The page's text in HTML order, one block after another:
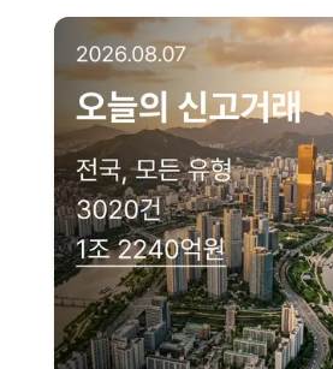
네이버 지도 연결
현재 네이버 지도 연결이 원활하지 않아 지
이용에 불편을 드려 죄송
다시 시도